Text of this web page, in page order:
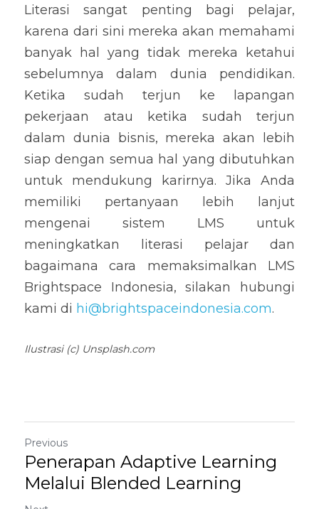
Literasi sangat penting bagi pelajar,
karena dari sini mereka akan memahami
banyak hal yang tidak mereka ketahui
sebelumnya dalam dunia pendidikan.
Ketika sudah terjun ke lapangan
pekerjaan atau ketika sudah terjun
dalam dunia bisnis, mereka akan lebih
siap dengan semua hal yang dibutuhkan
untuk mendukung karirnya. Jika Anda
memiliki pertanyaan lebih lanjut
mengenai sistem LMS untuk
meningkatkan literasi pelajar dan
bagaimana cara memaksimalkan LMS
Brightspace Indonesia, silakan hubungi
kami di hi@brightspaceindonesia.com.
Ilustrasi (c) Unsplash.com
Previous
Penerapan Adaptive Learning
Melalui Blended Learning